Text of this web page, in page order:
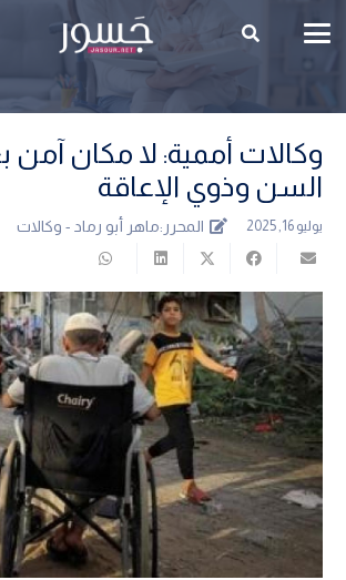
وكالات أممية: لا مكان آمن
السن وذوي الإعاقة
يوليو 16, 2025 المحرر:ماهر أبو رماد - وكالات